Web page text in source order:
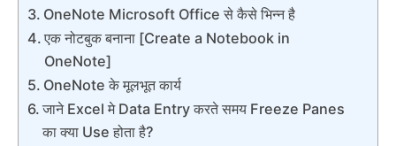
OneNote Microsoft Office से कैसे भिन्न है
एक नोटबुक बनाना [Create a Notebook in
OneNote]
OneNote के मूलभूत कार्य
जाने Excel मे Data Entry करते समय Freeze Panes
का क्या Use होता है?